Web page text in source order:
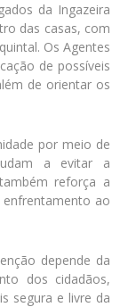
da Ingazeira
das casas, com
Os Agentes
de possíveis
de orientar os
por meio de
a evitar a
reforça a
ao
depende da
dos cidadãos,
segura e livre da